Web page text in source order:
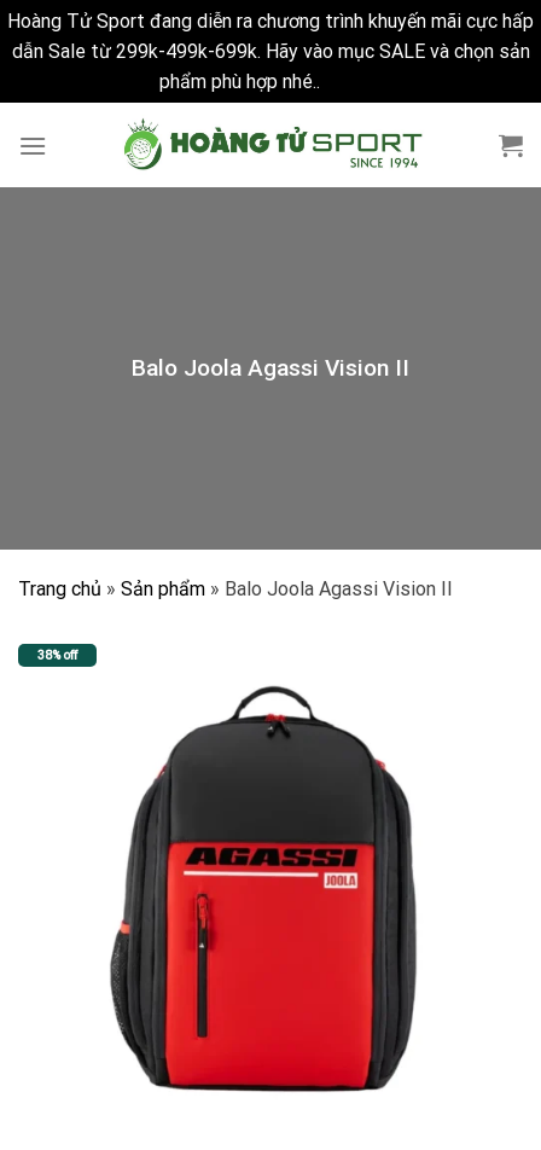
Hoàng Tử Sport đang diễn ra chương trình khuyến mãi cực hấp
dẫn Sale từ 299k-499k-699k. Hãy vào mục SALE và chọn sản
phẩm phù hợp nhé..
Balo Joola Agassi Vision II
Trang chủ » Sản phẩm » Balo Joola Agassi Vision II
38% off